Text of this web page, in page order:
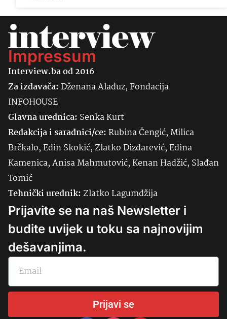
Impressum
Interview.ba od 2016
Za izdavača:Dženana Alađuz, Fondacija
INFOHOUSE
Glavna urednica: SenkaKurt
Redakcija i saradnici/ce:Rubina Čengić, Milica
Brčkalo, Edin Skokić, Zlatko Dizdarević, Edina
Kamenica, Anisa Mahmutović, Kenan Hadžić, Slađan
Tomić
Tehnički urednik:Zlatko Lagumdžija
Prijavite se na naš Newsletter i
budite uvijek u toku sa najnovijim
dešavanjima.
Prijavi se